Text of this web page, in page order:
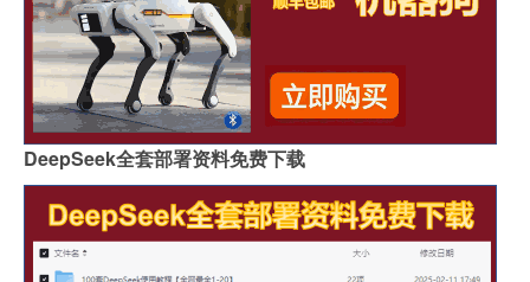
DeepSeek全套部署资料免费下载